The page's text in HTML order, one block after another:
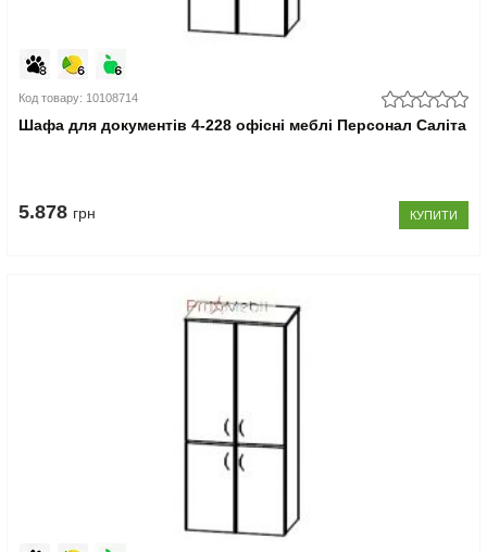
Код товару: 10108714
Шафа для документів 4-228 офісні меблі Персонал Саліта
5.878 грн КУПИТИ